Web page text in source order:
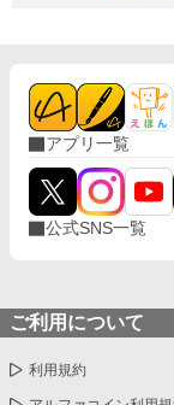
アプリ一覧
公式SNS一覧
ご利用について
利用規約